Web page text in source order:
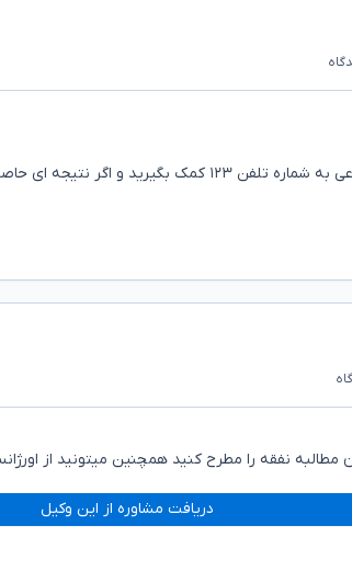
نشد نفقه از پدرتان مطالبه نمایید .
نفقه را مطرح کنید همچنین میتونید از
دریافت مشاوره از این وکیل